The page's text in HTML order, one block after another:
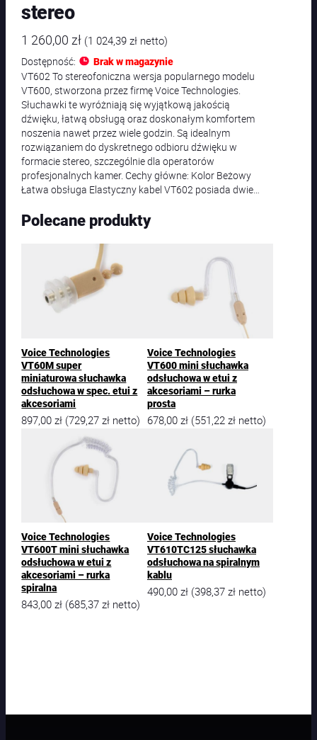
stereo
1 260,00 zł (1 024,39zł netto)
Dostępność:
Brak w magazynie
VT602 To stereofoniczna wersja popularnego modelu
VT600, stworzona przez firmę Voice Technologies.
Słuchawki te wyróżniają się wyjątkową jakością
dźwięku, łatwą obsługą oraz doskonałym komfortem
noszenia nawet przez wiele godzin. Są idealnym
rozwiązaniem do dyskretnego odbioru dźwięku w
formacie stereo, szczególnie dla operatorów
profesjonalnych kamer. Cechy główne: Kolor Beżowy
Łatwa obsługa Elastyczny kabel VT602 posiada dwie…
Polecane produkty
Voice Technologies
VT60M super
miniaturowa słuchawka
odsłuchowa w spec. etui z
akcesoriami
897,00zł (729,27zł netto)
Voice Technologies
VT600 mini słuchawka
odsłuchowa w etui z
akcesoriami – rurka
prosta
678,00 zł (551,22 zł netto)
Voice Technologies
VT600T mini słuchawka
odsłuchowa w etui z
akcesoriami – rurka
spiralna
843,00zł (685,37zł netto)
Voice Technologies
VT610TC125 słuchawka
odsłuchowa na spiralnym
kablu
490,00 zł (398,37 zł netto)